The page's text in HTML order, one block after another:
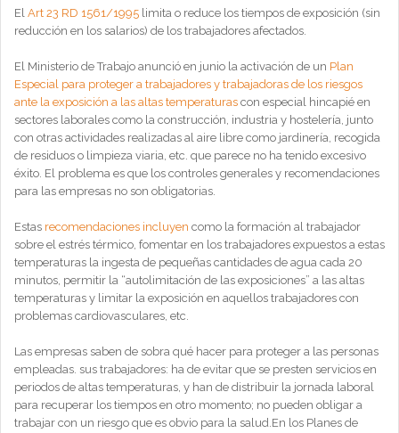
El Art 23 RD 1561/1995 limita o reduce los tiempos de exposición (sin
reducción en los salarios) de los trabajadores afectados.
El Ministerio de Trabajo anunció en junio la activación de un Plan
Especial para proteger a trabajadores y trabajadoras de los riesgos
ante la exposición a las altas temperaturas con especial hincapié en
sectores laborales como la construcción, industria y hostelería, junto
con otras actividades realizadas al aire libre como jardinería, recogida
de residuos o limpieza viaria, etc. que parece no ha tenido excesivo
éxito. El problema es que los controles generales y recomendaciones
para las empresas no son obligatorias.
Estas recomendaciones incluyen como la formación al trabajador
sobre el estrés térmico, fomentar en los trabajadores expuestos a estas
temperaturas la ingesta de pequeñas cantidades de agua cada 20
minutos, permitir la “autolimitación de las exposiciones” a las altas
temperaturas y limitar la exposición en aquellos trabajadores con
problemas cardiovasculares, etc.
Las empresas saben de sobra qué hacer para proteger a las personas
empleadas. sus trabajadores: ha de evitar que se presten servicios en
periodos de altas temperaturas, y han de distribuir la jornada laboral
para recuperar los tiempos en otro momento; no pueden obligar a
trabajar con un riesgo que es obvio para la salud.En los Planes de